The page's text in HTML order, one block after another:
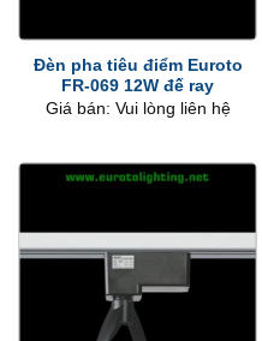
Đèn pha tiêu điểm Euroto
FR-069 12W đế ray
Giá bán: Vui lòng liên hệ